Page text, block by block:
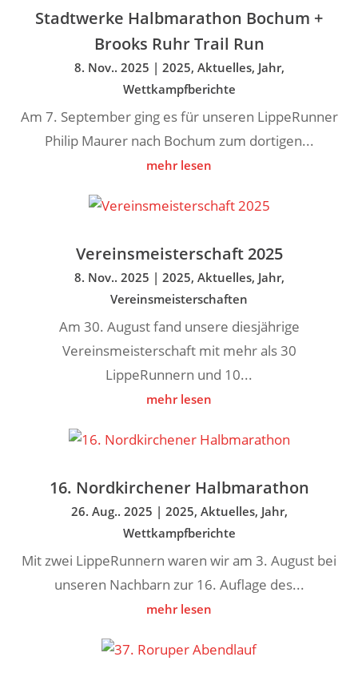
Stadtwerke Halbmarathon Bochum +
Brooks Ruhr Trail Run
8. Nov.. 2025 | 2025, Aktuelles, Jahr,
Wettkampfberichte
Am 7. September ging es für unseren LippeRunner
Philip Maurer nach Bochum zum dortigen...
mehr lesen
Vereinsmeisterschaft 2025
8. Nov.. 2025 | 2025, Aktuelles, Jahr,
Vereinsmeisterschaften
Am 30. August fand unsere diesjährige
Vereinsmeisterschaft mit mehr als 30
LippeRunnern und 10...
mehr lesen
16. Nordkirchener Halbmarathon
26. Aug.. 2025 | 2025, Aktuelles, Jahr,
Wettkampfberichte
Mit zwei LippeRunnern waren wir am 3. August bei
unseren Nachbarn zur 16. Auflage des...
mehr lesen